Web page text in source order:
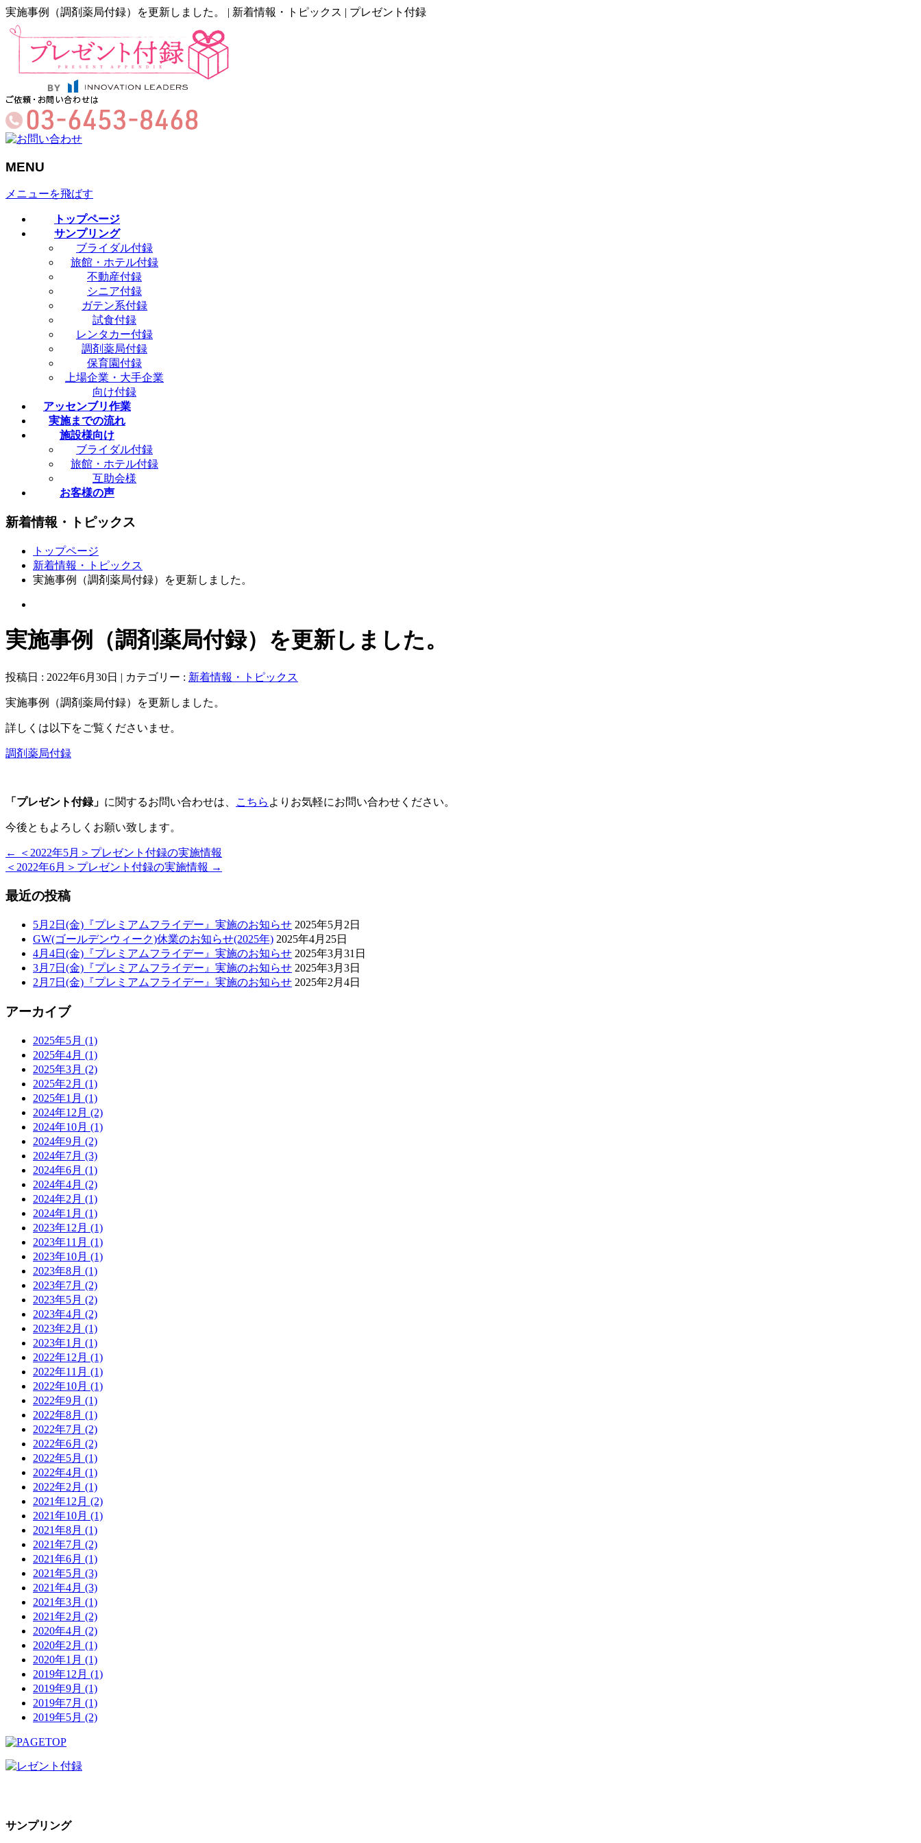
実施事例（調剤薬局付録）を更新しました。 | 新着情報・トピックス | プレゼント付録
MENU
メニューを飛ばす
トップページ
サンプリング
ブライダル付録
旅館・ホテル付録
不動産付録
シニア付録
ガテン系付録
試食付録
レンタカー付録
調剤薬局付録
保育園付録
上場企業・大手企業
向け付録
アッセンブリ作業
実施までの流れ
施設様向け
ブライダル付録
旅館・ホテル付録
互助会様
お客様の声
新着情報・トピックス
トップページ
新着情報・トピックス
実施事例（調剤薬局付録）を更新しました。
実施事例（調剤薬局付録）を更新しました。
投稿日 : 2022年6月30日 | カテゴリー : 新着情報・トピックス
実施事例（調剤薬局付録）を更新しました。
詳しくは以下をご覧くださいませ。
調剤薬局付録
「プレゼント付録」 に関するお問い合わせは、 こちら よりお気軽にお問い合わせください。
今後ともよろしくお願い致します。
←
＜2022年5月＞プレゼント付録の実施情報
＜2022年6月＞プレゼント付録の実施情報 →
最近の投稿
5月2日(金)『プレミアムフライデー』実施のお知らせ 2025年5月2日
GW(ゴールデンウィーク)休業のお知らせ(2025年) 2025年4月25日
4月4日(金)『プレミアムフライデー』実施のお知らせ 2025年3月31日
3月7日(金)『プレミアムフライデー』実施のお知らせ 2025年3月3日
2月7日(金)『プレミアムフライデー』実施のお知らせ 2025年2月4日
アーカイブ
2025年5月 (1)
2025年4月 (1)
2025年3月 (2)
2025年2月 (1)
2025年1月 (1)
2024年12月 (2)
2024年10月 (1)
2024年9月 (2)
2024年7月 (3)
2024年6月 (1)
2024年4月 (2)
2024年2月 (1)
2024年1月 (1)
2023年12月 (1)
2023年11月 (1)
2023年10月 (1)
2023年8月 (1)
2023年7月 (2)
2023年5月 (2)
2023年4月 (2)
2023年2月 (1)
2023年1月 (1)
2022年12月 (1)
2022年11月 (1)
2022年10月 (1)
2022年9月 (1)
2022年8月 (1)
2022年7月 (2)
2022年6月 (2)
2022年5月 (1)
2022年4月 (1)
2022年2月 (1)
2021年12月 (2)
2021年10月 (1)
2021年8月 (1)
2021年7月 (2)
2021年6月 (1)
2021年5月 (3)
2021年4月 (3)
2021年3月 (1)
2021年2月 (2)
2020年4月 (2)
2020年2月 (1)
2020年1月 (1)
2019年12月 (1)
2019年9月 (1)
2019年7月 (1)
2019年5月 (2)
サンプリング